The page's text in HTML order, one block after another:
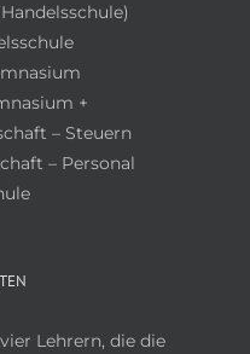
+
– Steuern
– Personal
Lehrern, die die